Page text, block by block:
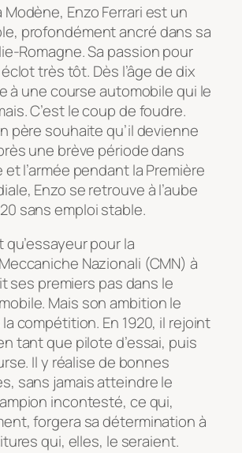
Modène, Enzo Ferrari est un
profondément ancré dans sa
Romagne. Sa passion pour
très tôt. Dès l’âge de dix
à une course automobile qui le
C’est le coup de foudre.
père souhaite qu’il devienne
une brève période dans
l’armée pendant la Première
Enzo se retrouve à l’aube
sans emploi stable.
qu’essayeur pour la
Nazionali (CMN) à
ses premiers pas dans le
Mais son ambition le
compétition. En 1920, il rejoint
tant que pilote d’essai, puis
Il y réalise de bonnes
sans jamais atteindre le
incontesté, ce qui,
forgera sa détermination à
qui, elles, le seraient.